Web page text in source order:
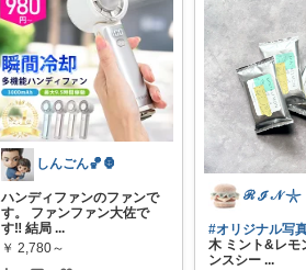
しんごん🏀🦍
ハンディファンのファンで
す。 ファンファン大佐で
す‼️ 結局 ...
￥ 2,780～
ℛ ℐ 𝒩 𓇼
#オリジナル写
木 ミント&レモ
ンスシー ...